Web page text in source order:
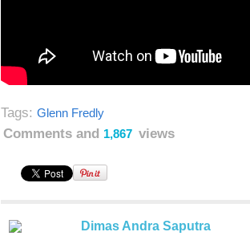
Tags: Glenn Fredly
Comments and 1,867 views
Dimas Andra Saputra